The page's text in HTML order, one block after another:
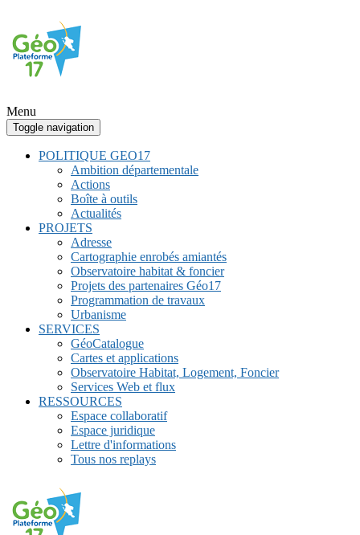
Menu
Toggle navigation
POLITIQUE GEO17
Ambition départementale
Actions
Boîte à outils
Actualités
PROJETS
Adresse
Cartographie enrobés amiantés
Observatoire habitat & foncier
Projets des partenaires Géo17
Programmation de travaux
Urbanisme
SERVICES
GéoCatalogue
Cartes et applications
Observatoire Habitat, Logement, Foncier
Services Web et flux
RESSOURCES
Espace collaboratif
Espace juridique
Lettre d'informations
Tous nos replays